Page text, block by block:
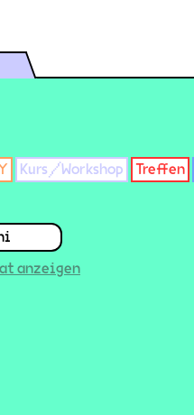
Kurs/Workshop Treffen
anzeigen